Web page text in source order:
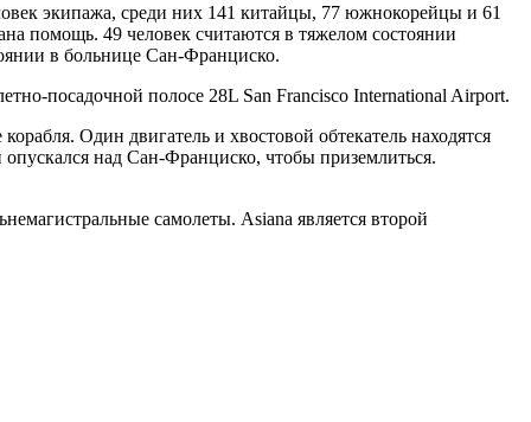
экипажа, среди них 141 китайцы, 77 южнокорейцы и 61
помощь. 49 человек считаются в тяжелом состоянии
в больнице Сан-Франциско.
посадочной полосе 28L San Francisco International Airport.
Один двигатель и хвостовой обтекатель находятся
над Сан-Франциско, чтобы приземлиться.
самолеты. Asiana является второй